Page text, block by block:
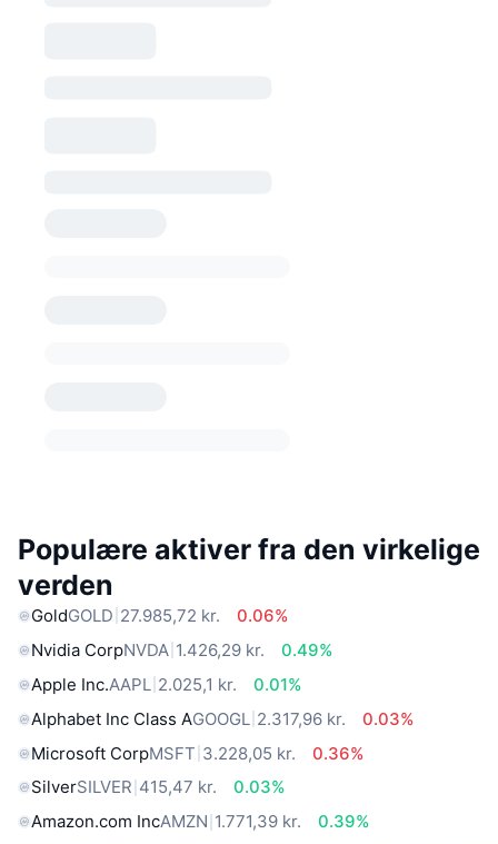
Populære aktiver fra den virkelige
verden
GoldGOLD 27.985,72 kr.
0.06%
Nvidia CorpNVDA 1.426,29 kr.
0.49%
Apple Inc.AAPL 2.025,1 kr.
0.01%
Alphabet Inc Class AGOOGL 2.317,96 kr.
0.03%
Microsoft CorpMSFT 3.228,05 kr.
0.36%
SilverSILVER 415,47 kr.
0.03%
Amazon.com IncAMZN 1.771,39 kr.
0.39%